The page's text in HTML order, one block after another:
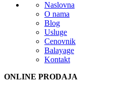
Naslovna
O nama
Blog
Usluge
Cenovnik
Balayage
Kontakt
ONLINE PRODAJA